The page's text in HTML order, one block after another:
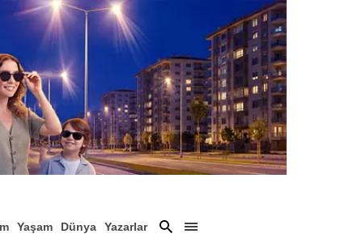
Yaşam
Dünya
Yazarlar